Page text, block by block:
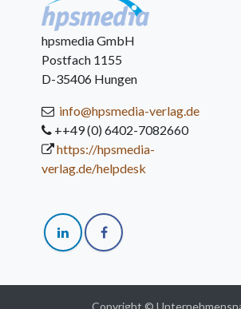
hpsmedia GmbH
Postfach 1155
D-35406 Hungen
info@hpsmedia-verlag.de
++49 (0) 6402-7082660
https://hpsmedia-
verlag.de/helpdesk
Copyright ©